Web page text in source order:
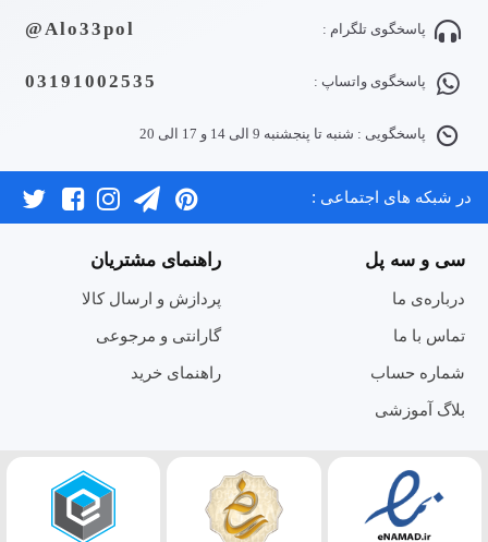
پاسخگوی تلگرام : Alo33pol@
پاسخگوی واتساپ : 03191002535
پاسخگویی : شنبه تا پنجشنبه 9 الی 14 و 17 الی 20
در شبکه های اجتماعی :
سی و سه پل
درباره‌ی ما
تماس با ما
شماره حساب
بلاگ آموزشی
راهنمای مشتریان
پردازش و ارسال کالا
گارانتی و مرجوعی
راهنمای خرید